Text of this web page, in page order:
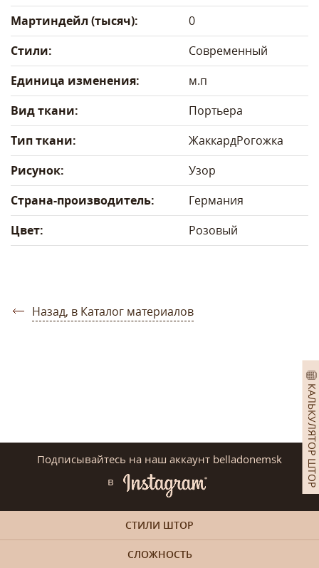
КАЛЬКУЛЯТОР ШТОР
Мартиндейл (тысяч):
0
Стили:
Современный
Единица изменения:
м.п
Вид ткани:
Портьера
Тип ткани:
ЖаккардРогожка
Рисунок:
Узор
Страна-производитель:
Германия
Цвет:
Розовый
Назад, в Каталог материалов
Подписывайтесь на наш аккаунт belladonemsk
в
СТИЛИ ШТОР
СЛОЖНОСТЬ